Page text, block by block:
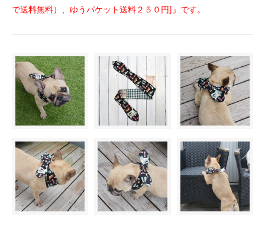
で送料無料）、ゆうパケット送料２５０円]』です。